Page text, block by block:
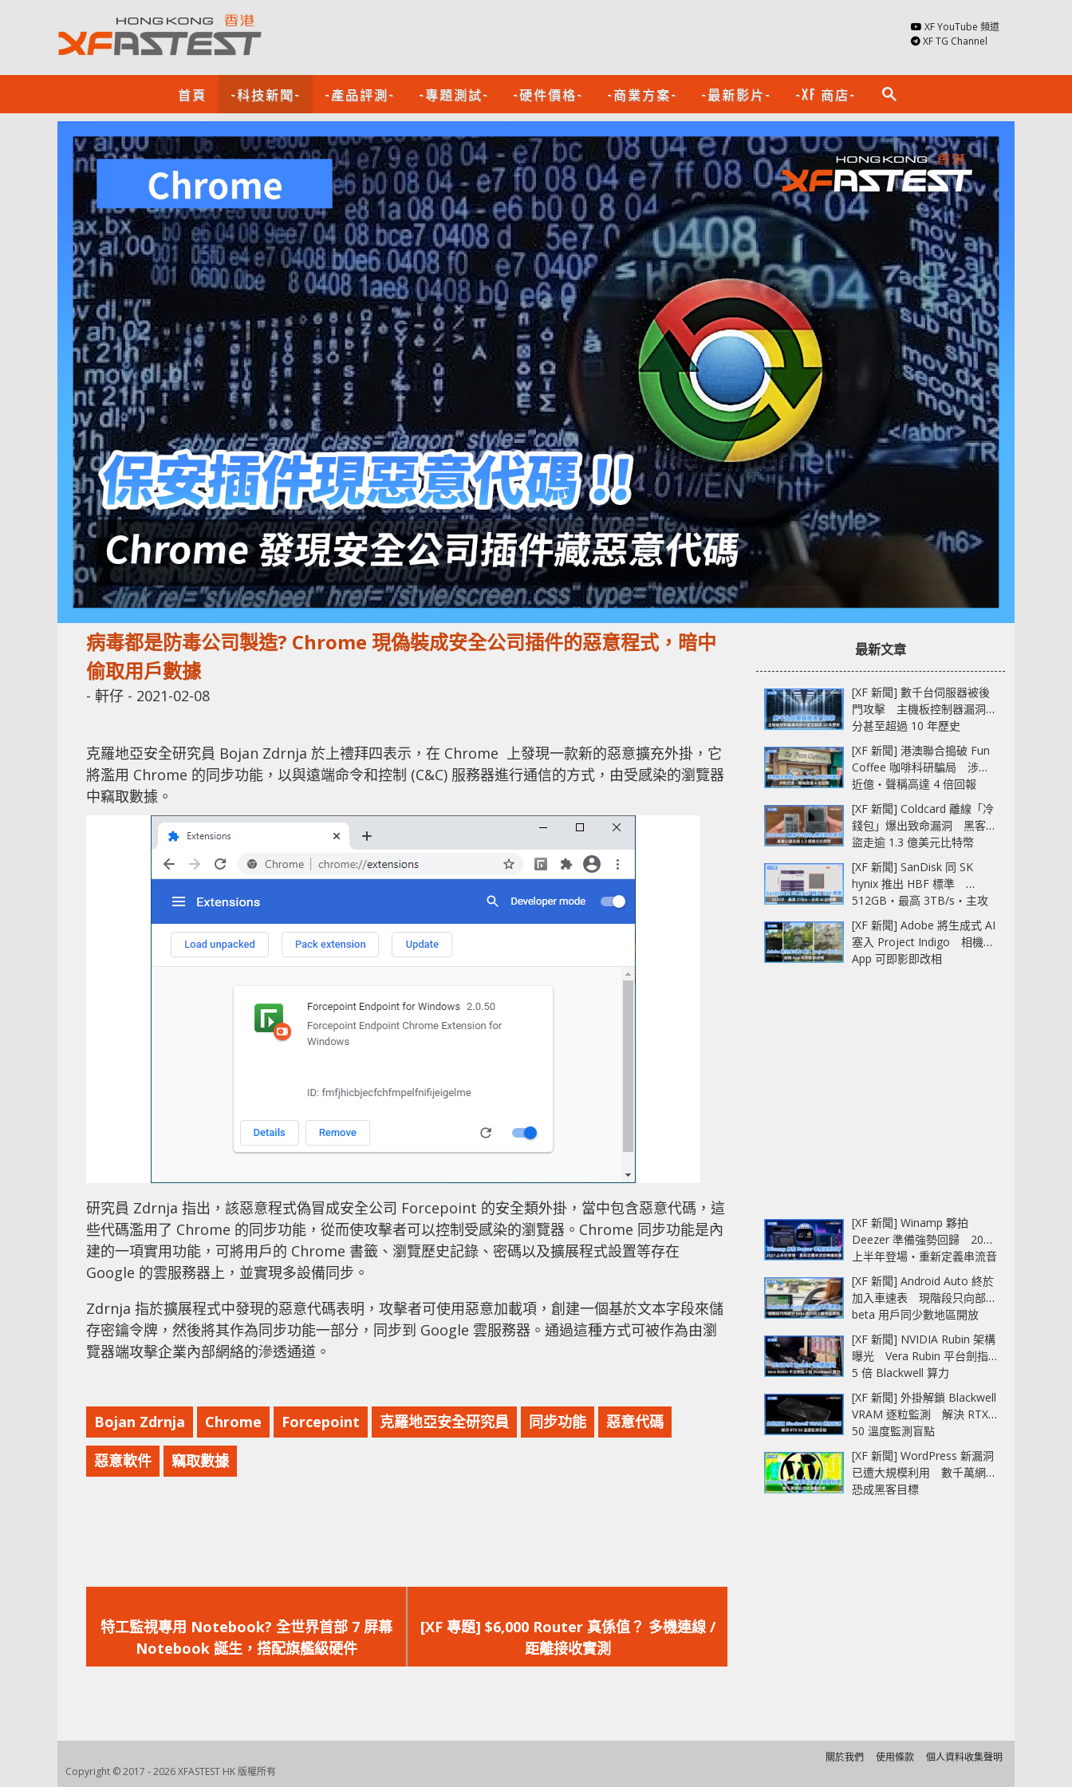
XF YouTube 頻道
XF TG Channel
首頁 -科技新聞- -產品評測- -專題測試- -硬件價格- -商業方案- -最新影片- -XF 商店- search
病毒都是防毒公司製造? Chrome 現偽裝成安全公司插件的惡意程式，暗中
偷取用戶數據
- 軒仔 - 2021-02-08
克羅地亞安全研究員 Bojan Zdrnja 於上禮拜四表示，在 Chrome 上發現一款新的惡意擴充外掛，它
將濫用 Chrome 的同步功能，以與遠端命令和控制 (C&C) 服務器進行通信的方式，由受感染的瀏覽器
中竊取數據。
研究員 Zdrnja 指出，該惡意程式偽冒成安全公司 Forcepoint 的安全類外掛，當中包含惡意代碼，這
些代碼濫用了 Chrome 的同步功能，從而使攻擊者可以控制受感染的瀏覽器。Chrome 同步功能是內
建的一項實用功能，可將用戶的 Chrome 書籤、瀏覽歷史記錄、密碼以及擴展程式設置等存在
Google 的雲服務器上，並實現多設備同步。
Zdrnja 指於擴展程式中發現的惡意代碼表明，攻擊者可使用惡意加載項，創建一個基於文本字段來儲
存密鑰令牌，然後將其作為同步功能一部分，同步到 Google 雲服務器。通過這種方式可被作為由瀏
覽器端攻擊企業內部網絡的滲透通道。
Bojan Zdrnja Chrome Forcepoint 克羅地亞安全研究員 同步功能 惡意代碼
惡意軟件 竊取數據
一
篇
文
特工監視專用 Notebook? 全世界首部 7 屏幕
Notebook 誕生，搭配旗艦級硬件
一
篇
文
[XF 專題] $6,000 Router 真係值？ 多機連線 /
距離接收實測
最新文章
[XF 新聞] 數千台伺服器被後
門攻擊 主機板控制器漏洞部
分甚至超過 10 年歷史
[XF 新聞] 港澳聯合搗破 Fun
Coffee 咖啡科研騙局 涉款
近億‧聲稱高達 4 倍回報
[XF 新聞] Coldcard 離線「冷
錢包」爆出致命漏洞 黑客已
盜走逾 1.3 億美元比特幣
[XF 新聞] SanDisk 同 SK
hynix 推出 HBF 標準
512GB‧最高 3TB/s‧主攻
AI 記憶體
[XF 新聞] Adobe 將生成式 AI
塞入 Project Indigo 相機
App 可即影即改相
[XF 新聞] Winamp 夥拍
Deezer 準備強勢回歸 2027
上半年登場‧重新定義串流音
樂播放器
[XF 新聞] Android Auto 終於
加入車速表 現階段只向部分
beta 用戶同少數地區開放
[XF 新聞] NVIDIA Rubin 架構
曝光 Vera Rubin 平台劍指
5 倍 Blackwell 算力
[XF 新聞] 外掛解鎖 Blackwell
VRAM 逐粒監測 解決 RTX
50 溫度監測盲點
[XF 新聞] WordPress 新漏洞
已遭大規模利用 數千萬網站
恐成黑客目標
Copyright © 2017 - 2026 XFASTEST HK 版權所有
關於我們 使用條款 個人資料收集聲明